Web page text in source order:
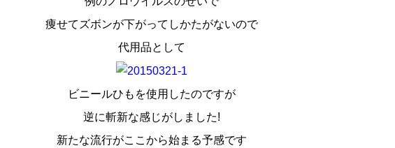
痩せてズボンが下がってしかたがないので
代用品として
ビニールひもを使用したのですが
逆に斬新な感じがしました!
新たな流行がここから始まる予感です